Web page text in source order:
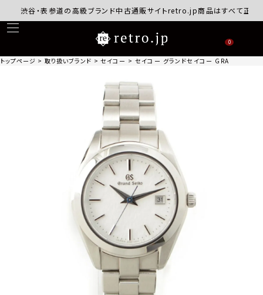
渋谷・表参道の高級ブランド中古通販サイトretro.jp商品はすべて正規品保
0
トップページ 取り扱いブランド セイコー セイコー グランドセイコー GRAND